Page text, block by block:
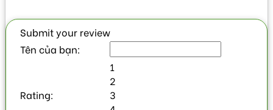
Submit your review
Tên của bạn:
Rating:
1
2
3